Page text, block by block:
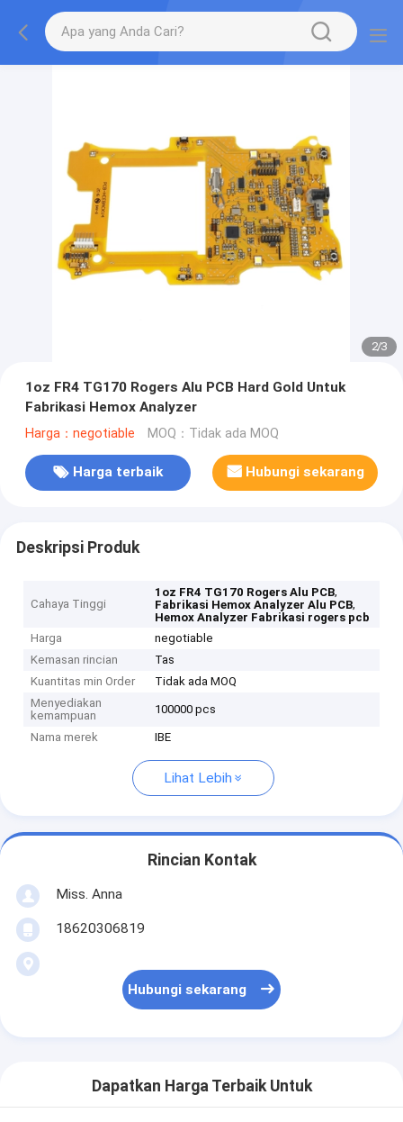
2/3
1oz FR4 TG170 Rogers Alu PCB Hard Gold Untuk
Fabrikasi Hemox Analyzer
Harga：negotiable MOQ：Tidak ada MOQ
Harga terbaik Hubungi sekarang
Deskripsi Produk
Cahaya Tinggi
1oz FR4 TG170 Rogers Alu PCB,
Fabrikasi Hemox Analyzer Alu PCB,
Hemox Analyzer Fabrikasi rogers pcb
Harga
negotiable
Kemasan rincian
Tas
Kuantitas min Order
Tidak ada MOQ
Menyediakan
kemampuan
100000 pcs
Nama merek IBE
Lihat Lebih
Rincian Kontak
Miss. Anna
18620306819
Hubungi sekarang
Dapatkan Harga Terbaik Untuk